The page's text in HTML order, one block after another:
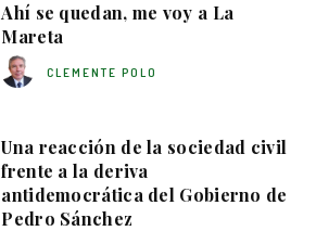
Ahí se quedan, me voy a La
Mareta
CLEMENTE POLO
Una reacción de la sociedad civil
frente a la deriva
antidemocrática del Gobierno de
Pedro Sánchez